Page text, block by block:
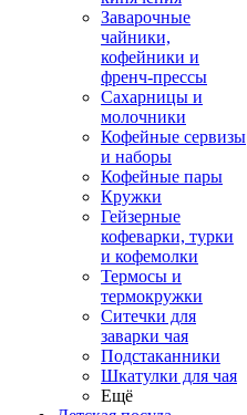
Заварочные
чайники,
кофейники и
френч-прессы
Сахарницы и
молочники
Кофейные сервизы
и наборы
Кофейные пары
Кружки
Гейзерные
кофеварки, турки
и кофемолки
Термосы и
термокружки
Ситечки для
заварки чая
Подстаканники
Шкатулки для чая
Ещё